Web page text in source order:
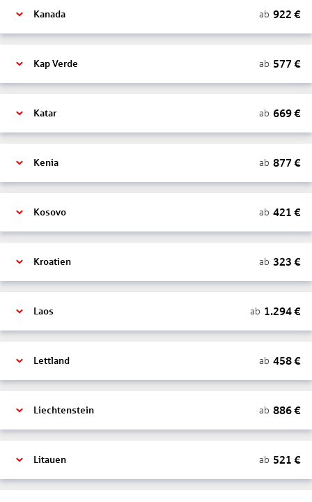
Kanada ab 922 €
Kap Verde ab 577 €
Katar ab 669€
Kenia ab 877 €
Kosovo ab 421 €
Kroatien ab 323 €
Laos ab 1.294€
Lettland ab 458€
Liechtenstein ab 886€
Litauen ab 521 €